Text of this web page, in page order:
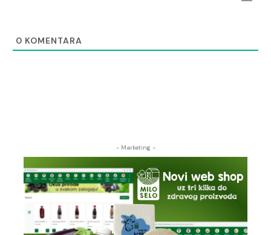
0 KOMENTARA
- Marketing -